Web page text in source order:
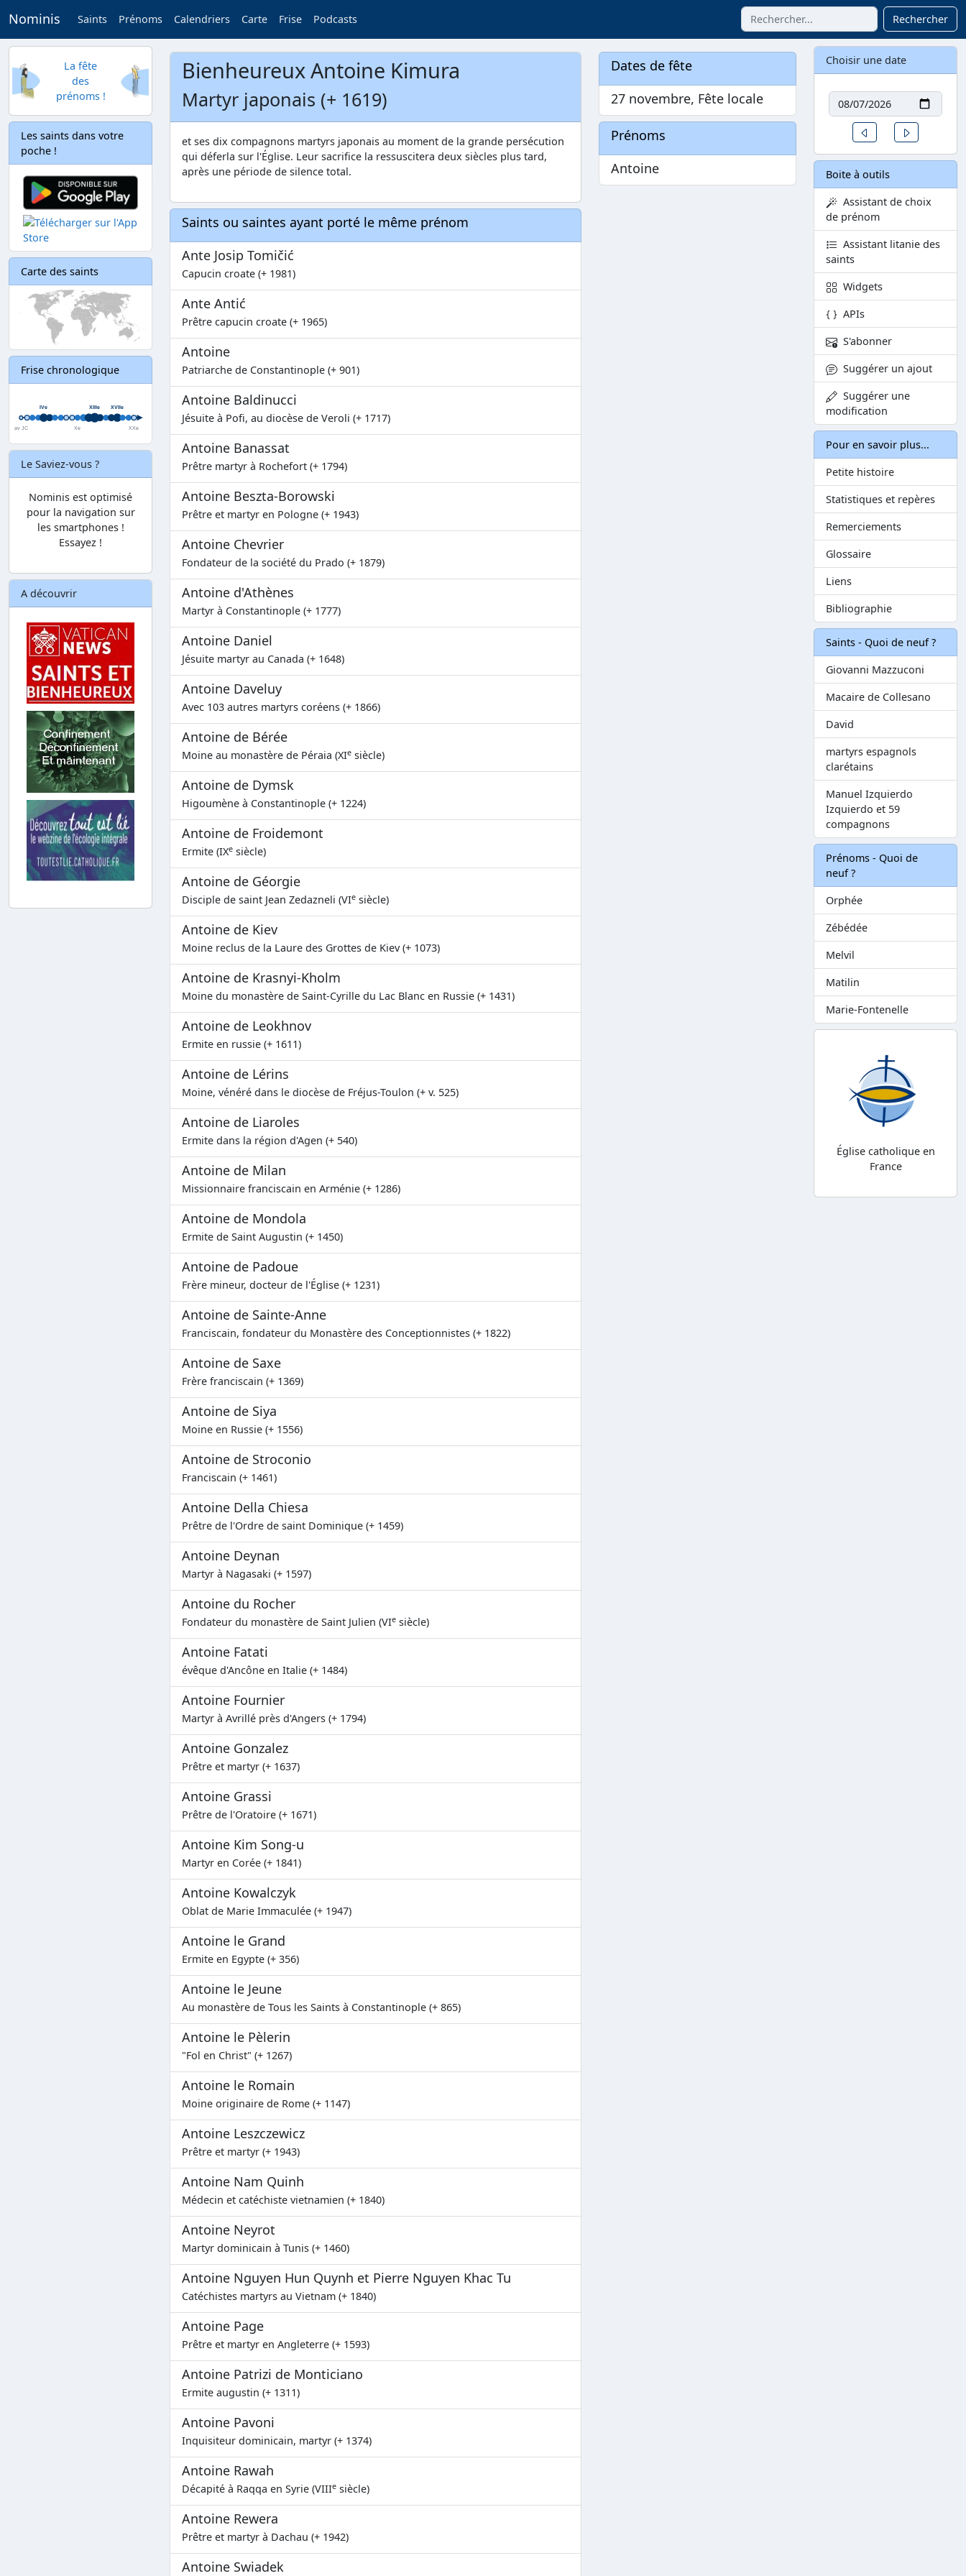
Nominis Saints Prénoms Calendriers Carte Frise Podcasts Rechercher
La fête
des
prénoms !
Les saints dans votre
poche !
Carte des saints
Frise chronologique
Le Saviez-vous ?
Nominis est optimisé
pour la navigation sur
les smartphones !
Essayez !
A découvrir
Bienheureux Antoine Kimura
Martyr japonais (+ 1619)
et ses dix compagnons martyrs japonais au moment de la grande persécution
qui déferla sur l'Église. Leur sacrifice la ressuscitera deux siècles plus tard,
après une période de silence total.
Saints ou saintes ayant porté le même prénom
Ante Josip Tomičić
Capucin croate (+ 1981)
Ante Antić
Prêtre capucin croate (+ 1965)
Antoine
Patriarche de Constantinople (+ 901)
Antoine Baldinucci
Jésuite à Pofi, au diocèse de Veroli (+ 1717)
Antoine Banassat
Prêtre martyr à Rochefort (+ 1794)
Antoine Beszta-Borowski
Prêtre et martyr en Pologne (+ 1943)
Antoine Chevrier
Fondateur de la société du Prado (+ 1879)
Antoine d'Athènes
Martyr à Constantinople (+ 1777)
Antoine Daniel
Jésuite martyr au Canada (+ 1648)
Antoine Daveluy
Avec 103 autres martyrs coréens (+ 1866)
Antoine de Bérée
Moine au monastère de Péraia (XIe siècle)
Antoine de Dymsk
Higoumène à Constantinople (+ 1224)
Antoine de Froidemont
Ermite (IXe siècle)
Antoine de Géorgie
Disciple de saint Jean Zedazneli (VIe siècle)
Antoine de Kiev
Moine reclus de la Laure des Grottes de Kiev (+ 1073)
Antoine de Krasnyi-Kholm
Moine du monastère de Saint-Cyrille du Lac Blanc en Russie (+ 1431)
Antoine de Leokhnov
Ermite en russie (+ 1611)
Antoine de Lérins
Moine, vénéré dans le diocèse de Fréjus-Toulon (+ v. 525)
Antoine de Liaroles
Ermite dans la région d'Agen (+ 540)
Antoine de Milan
Missionnaire franciscain en Arménie (+ 1286)
Antoine de Mondola
Ermite de Saint Augustin (+ 1450)
Antoine de Padoue
Frère mineur, docteur de l'Église (+ 1231)
Antoine de Sainte-Anne
Franciscain, fondateur du Monastère des Conceptionnistes (+ 1822)
Antoine de Saxe
Frère franciscain (+ 1369)
Antoine de Siya
Moine en Russie (+ 1556)
Antoine de Stroconio
Franciscain (+ 1461)
Antoine Della Chiesa
Prêtre de l'Ordre de saint Dominique (+ 1459)
Antoine Deynan
Martyr à Nagasaki (+ 1597)
Antoine du Rocher
Fondateur du monastère de Saint Julien (VIe siècle)
Antoine Fatati
évêque d'Ancône en Italie (+ 1484)
Antoine Fournier
Martyr à Avrillé près d'Angers (+ 1794)
Antoine Gonzalez
Prêtre et martyr (+ 1637)
Antoine Grassi
Prêtre de l'Oratoire (+ 1671)
Antoine Kim Song-u
Martyr en Corée (+ 1841)
Antoine Kowalczyk
Oblat de Marie Immaculée (+ 1947)
Antoine le Grand
Ermite en Egypte (+ 356)
Antoine le Jeune
Au monastère de Tous les Saints à Constantinople (+ 865)
Antoine le Pèlerin
"Fol en Christ" (+ 1267)
Antoine le Romain
Moine originaire de Rome (+ 1147)
Antoine Leszczewicz
Prêtre et martyr (+ 1943)
Antoine Nam Quinh
Médecin et catéchiste vietnamien (+ 1840)
Antoine Neyrot
Martyr dominicain à Tunis (+ 1460)
Antoine Nguyen Hun Quynh et Pierre Nguyen Khac Tu
Catéchistes martyrs au Vietnam (+ 1840)
Antoine Page
Prêtre et martyr en Angleterre (+ 1593)
Antoine Patrizi de Monticiano
Ermite augustin (+ 1311)
Antoine Pavoni
Inquisiteur dominicain, martyr (+ 1374)
Antoine Rawah
Décapité à Raqqa en Syrie (VIIIe siècle)
Antoine Rewera
Prêtre et martyr à Dachau (+ 1942)
Antoine Swiadek
Dates de fête
27 novembre, Fête locale
Prénoms
Antoine
Choisir une date
Date
Un jour avant
Boite à outils
Assistant de choix
de prénom
Assistant litanie des
saints
Widgets
APIs
S'abonner
Suggérer un ajout
Suggérer une
modification
Pour en savoir plus...
Petite histoire
Statistiques et repères
Remerciements
Glossaire
Liens
Bibliographie
Saints - Quoi de neuf ?
Giovanni Mazzuconi
Macaire de Collesano
David
martyrs espagnols
clarétains
Manuel Izquierdo
Izquierdo et 59
compagnons
Prénoms - Quoi de
neuf ?
Orphée
Zébédée
Melvil
Matilin
Marie-Fontenelle
Église catholique en
France